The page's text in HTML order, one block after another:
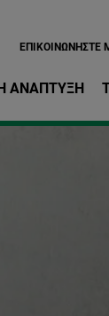
EΠΙΚΟΙΝΩΝΉΣΤΕ
ΑΝΆΠΤΥΞΗ